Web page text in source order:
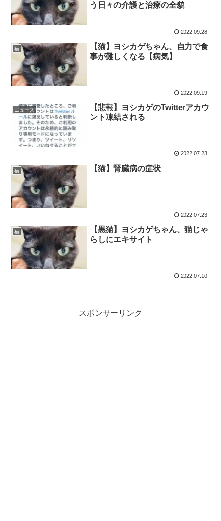
う日々の介護と治療の全貌
2022.09.28
猫
【猫】ヨシカゲちゃん、自力で食
事が難しくなる【病気】
2022.09.19
ニュース
【悲報】ヨシカゲのTwitterアカウ
ント凍結される
2022.07.23
猫 【猫】腎臓病の症状
2022.07.23
猫
【黒猫】ヨシカゲちゃん、猫じゃ
らしにエキサイト
2022.07.10
スポンサーリンク